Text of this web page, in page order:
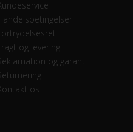
BR-M315
og levering
og garanti
os